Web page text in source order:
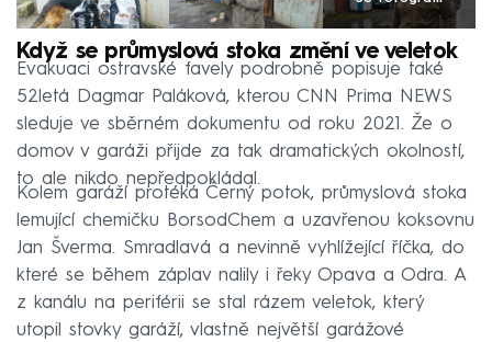
Když se průmyslová stoka změní ve veletok
Evakuaci ostravské favely podrobně popisuje také
52letá Dagmar Paláková, kterou CNN Prima NEWS
sleduje ve sběrném dokumentu od roku 2021. Že o
domov v garáži přijde za tak dramatických okolností,
to ale nikdo nepředpokládal.
Kolem garáží protéká Černý potok, průmyslová stoka
lemující chemičku BorsodChem a uzavřenou koksovnu
Jan Šverma. Smradlavá a nevinně vyhlížející říčka, do
které se během záplav nalily i řeky Opava a Odra. A
z kanálu na periférii se stal rázem veletok, který
utopil stovky garáží, vlastně největší garážové